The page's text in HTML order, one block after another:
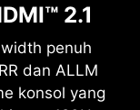
2.1
penuh
dan ALLM
konsol yang
zoom multi-
berpindah
dapat